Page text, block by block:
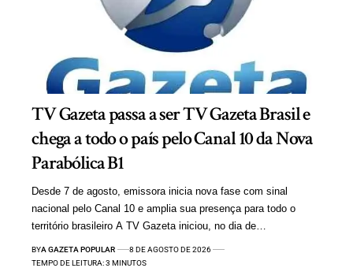
TV Gazeta passa a ser TV Gazeta Brasil e
chega a todo o país pelo Canal 10 da Nova
Parabólica B1
Desde 7 de agosto, emissora inicia nova fase com sinal
nacional pelo Canal 10 e amplia sua presença para todo o
território brasileiro A TV Gazeta iniciou, no dia de…
BYA GAZETA POPULAR
8 DE AGOSTO DE 2026
TEMPO DE LEITURA: 3 MINUTOS